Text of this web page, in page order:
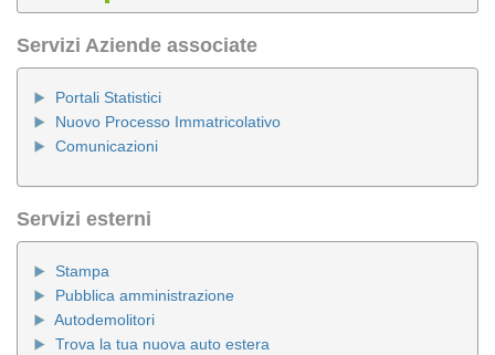
Servizi Aziende associate
Portali Statistici
Nuovo Processo Immatricolativo
Comunicazioni
Servizi esterni
Stampa
Pubblica amministrazione
Autodemolitori
Trova la tua nuova auto estera